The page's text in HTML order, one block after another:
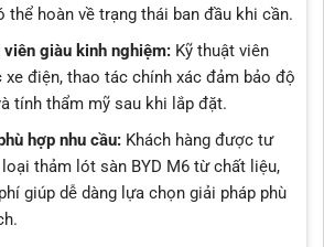
thể hoàn về trạng thái ban đầu khi cần.
giàu kinh nghiệm:Kỹ thuật viên
xe điện, thao tác chính xác đảm bảo độ
tính thẩm mỹ sau khi lắp đặt.
hợp nhu cầu:Khách hàng được tư
thảm lót sàn BYD M6 từ chất liệu,
giúp dễ dàng lựa chọn giải pháp phù